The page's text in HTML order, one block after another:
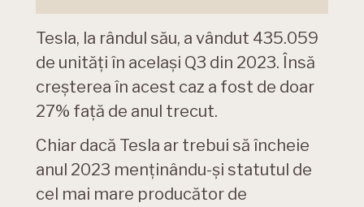
Tesla, la rândul său, a vândut 435.059
de unități în același Q3 din 2023. Însă
creșterea în acest caz a fost de doar
27% față de anul trecut.
Chiar dacă Tesla ar trebui să încheie
anul 2023 menținându-și statutul de
cel mai mare producător de